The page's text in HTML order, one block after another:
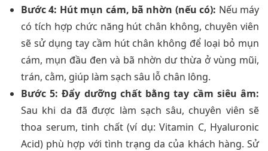
Bước 4: Hút mụn cám, bã nhờn (nếu có): Nếu máy
có tích hợp chức năng hút chân không, chuyên viên
sẽ sử dụng tay cầm hút chân không để loại bỏ mụn
cám, mụn đầu đen và bã nhờn dư thừa ở vùng mũi,
trán, cằm, giúp làm sạch sâu lỗ chân lông.
Bước 5: Đẩy dưỡng chất bằng tay cầm siêu âm:
Sau khi da đã được làm sạch sâu, chuyên viên sẽ
thoa serum, tinh chất (ví dụ: Vitamin C, Hyaluronic
Acid) phù hợp với tình trạng da của khách hàng. Sử